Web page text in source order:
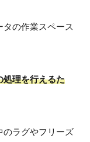
タの作業スペース
処理を行えるた
のラグやフリーズ